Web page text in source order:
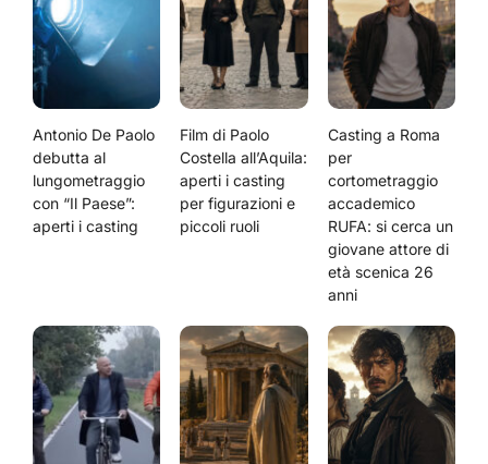
Antonio De Paolo
debutta al
lungometraggio
con “Il Paese”:
aperti i casting
Film di Paolo
Costella all’Aquila:
aperti i casting
per figurazioni e
piccoli ruoli
Casting a Roma
per
cortometraggio
accademico
RUFA: si cerca un
giovane attore di
età scenica 26
anni